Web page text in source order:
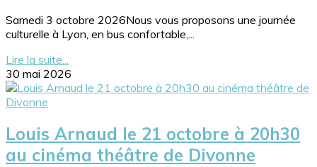
Samedi 3 octobre 2026Nous vous proposons une journée
culturelle à Lyon, en bus confortable,...
Lire la suite...
30 mai 2026
Louis Arnaud le 21 octobre à 20h30
au cinéma théâtre de Divonne